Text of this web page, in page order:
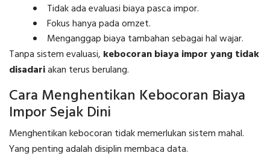
Tidak ada evaluasi biaya pasca impor.
Fokus hanya pada omzet.
Menganggap biaya tambahan sebagai hal wajar.
Tanpa sistem evaluasi, kebocoran biaya impor yang tidak
disadariakan terus berulang.
Cara Menghentikan Kebocoran Biaya
Impor Sejak Dini
Menghentikan kebocoran tidak memerlukan sistem mahal.
Yang penting adalah disiplin membaca data.